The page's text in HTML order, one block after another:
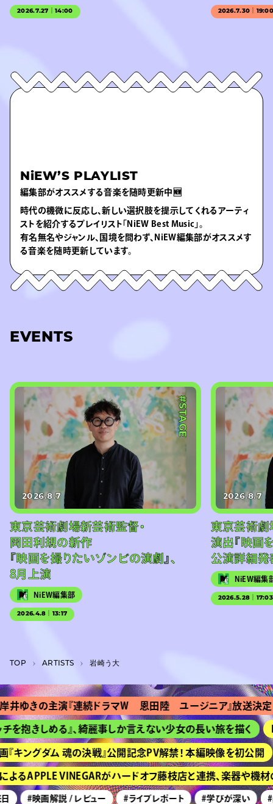
2026.7.27｜14:00 2026.7.30｜
NiEW’S PLAYLIST
編集部がオススメする音楽を随時更新中🆕
時代の機微に反応し、新しい選択肢を提示してくれるアーティ
ストを紹介するプレイリスト「NiEW Best Music」。
有名無名やジャンル、国境を問わず、NiEW編集部がオススメす
る音楽を随時更新しています。
EVENTS
#STAGE
2026.8.7
東京芸術劇場新芸術監督・
岡田利規の新作
『映画を撮りたいゾンビの演劇』、
8月上演
NiEW編集部
2026.4.8｜13:17
2026.8.7
東京芸術劇
演出『映画
公演詳細発
NiEW編集
2026.5.28｜17:03
TOP A­R­T­I­S­T­S 岩崎う大
ゆきの主演『連続ドラマＷ 恩田陸 ユージニア』放送決定
抱きしめる』、綺麗事しか言えない少女の長い旅を描く
ングダム 魂の決戦』公開記念PV解禁！ 本編映像を初公開
るAPPLE VINEGARがハードオフ藤枝店と連携、楽器や機材
#映画解説 / レビュー #ライブレポート #学びが深い #